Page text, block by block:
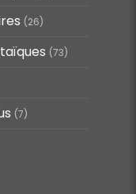
(26)
(73)
(7)